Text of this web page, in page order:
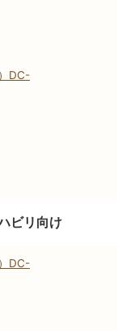
DC-
ビリ向け
DC-